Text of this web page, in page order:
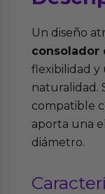
Un diseño
consolador
flexibilidad y
naturalidad.
compatible
aporta una
diámetro.